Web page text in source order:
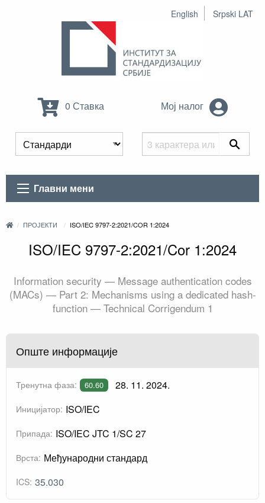
English Srpski LAT
0 Ставка Мој налог
Главни мени
ПРОЈЕКТИ ISO/IEC 9797-2:2021/COR 1:2024
ISO/IEC 9797-2:2021/Cor 1:2024
Information security — Message authentication codes
(MACs) — Part 2: Mechanisms using a dedicated hash-
function — Technical Corrigendum 1
Опште информације
Тренутна фаза: 60.60 28. 11. 2024.
Иницијатор: ISO/IEC
Припада: ISO/IEC JTC 1/SC 27
Врста: Међународни стандард
ICS: 35.030